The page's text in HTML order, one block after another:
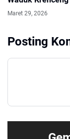
Maret 29, 2026
Posting